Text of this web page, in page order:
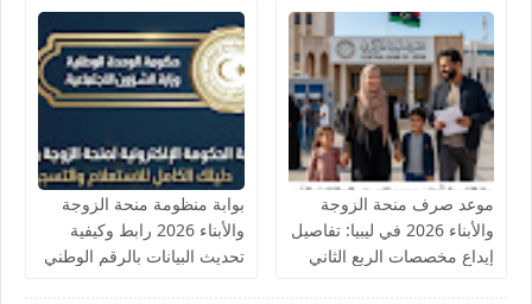
موعد صرف منحة الزوجة
والأبناء 2026 في ليبيا: تفاصيل
إيداع مخصصات الربع الثاني
بوابة منظومة منحة الزوجة
والأبناء 2026 رابط وكيفية
تحديث البيانات بالرقم الوطني